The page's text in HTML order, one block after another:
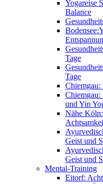
Yogareise
Balance
Tage
Tage
Chiemgau:
Chiemgau:
und Yin
Nähe
Geist und
Geist und
Mental-Training
Eitorf: